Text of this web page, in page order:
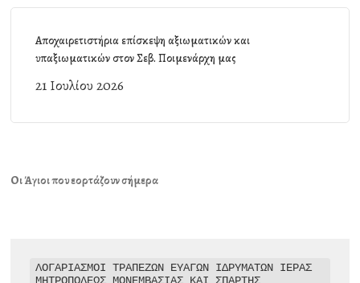
Αποχαιρετιστήρια επίσκεψη αξιωματικών και
υπαξιωματικών στον Σεβ. Ποιμενάρχη μας
21 Ιουλίου 2026
Οι Άγιοι που εορτάζουν σήμερα
ΛΟΓΑΡΙΑΣΜΟΙ ΤΡΑΠΕΖΩΝ ΕΥΑΓΩΝ ΙΔΡΥΜΑΤΩΝ ΙΕΡΑΣ
ΜΗΤΡΟΠΟΛΕΩΣ ΜΟΝΕΜΒΑΣΙΑΣ ΚΑΙ ΣΠΑΡΤΗΣ